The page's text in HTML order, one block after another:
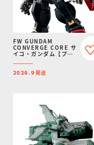
FW GUNDAM
CONVERGE CORE サ
イコ・ガンダム【プレ
2026.9発送